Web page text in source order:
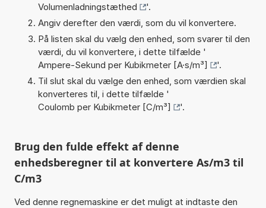
Volumenladningstæthed
'.
Angiv derefter den værdi, som du vil konvertere.
På listen skal du vælg den enhed, som svarer til den
værdi, du vil konvertere, i dette tilfælde '
Ampere-Sekund per Kubikmeter [A·s/m³]
'.
Til slut skal du vælge den enhed, som værdien skal
konverteres til, i dette tilfælde '
Coulomb per Kubikmeter [C/m³]
'.
Brug den fulde effekt af denne
enhedsberegner til at konvertere As/m3 til
C/m3
Ved denne regnemaskine er det muligt at indtaste den